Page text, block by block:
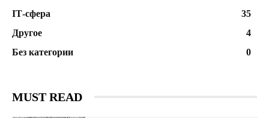
ІТ-сфера
35
Другое
4
Без категории
0
MUST READ